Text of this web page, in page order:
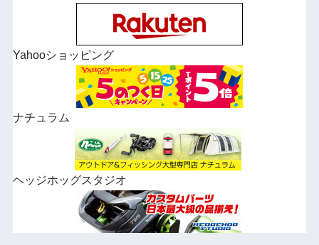
Yahooショッピング
ナチュラム
ヘッジホッグスタジオ